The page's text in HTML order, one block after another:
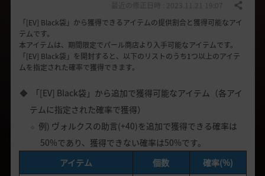
共有する
「[EV] Black袋」から獲得できるアイテムの提供割合と獲得可能なアイ
テムです。
本アイテムは、期間限定でパール商店より入手可能なアイテムです。
「[EV] Black袋」を開封すると、以下のリストのうち1つ以上のアイテ
ムを指定された確率で獲得できます。
「[EV] Black袋」から追加で獲得可能なアイテム（各アイ
テムに指定された確率で獲得）
例) ヴォルクスの助言(+40)を追加で獲得できる確率は
50%であり、獲得できない確率は50%です。
アイテム
個数
確率(%)